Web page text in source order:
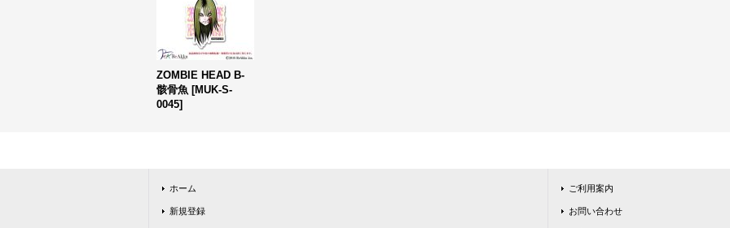
ZOMBIE HEAD B-
骸骨魚 [MUK-S-
0045]
ホーム
新規登録
ご利用案内
お問い合わせ